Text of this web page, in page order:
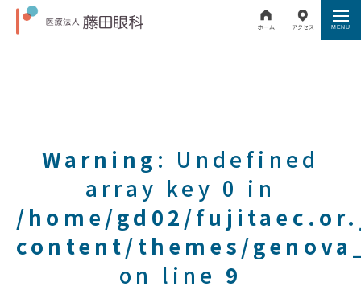
Warning : Undefined
array key 0 in
/home/gd02/
content/themes/
on line 9